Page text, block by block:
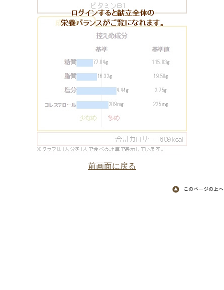
前画面に戻る